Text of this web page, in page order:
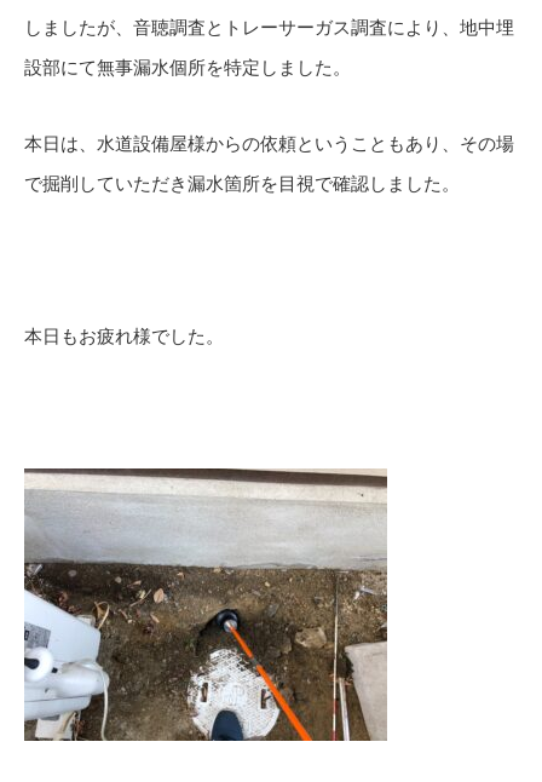
しましたが、音聴調査とトレーサーガス調査により、地中埋
設部にて無事漏水個所を特定しました。
本日は、水道設備屋様からの依頼ということもあり、その場
で掘削していただき漏水箇所を目視で確認しました。
本日もお疲れ様でした。